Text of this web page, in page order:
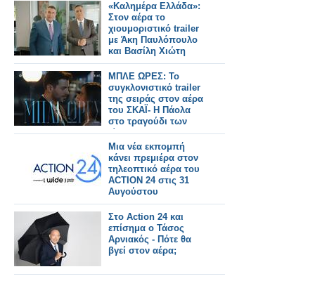
«Καλημέρα Ελλάδα»:
Στον αέρα το
χιουμοριστικό trailer
με Άκη Παυλόπουλο
και Βασίλη Χιώτη
ΜΠΛΕ ΩΡΕΣ: Το
συγκλονιστικό trailer
της σειράς στον αέρα
του ΣΚΑΪ- Η Πάολα
στο τραγούδι των
τίτλων
Μια νέα εκπομπή
κάνει πρεμιέρα στον
τηλεοπτικό αέρα του
ACTION 24 στις 31
Αυγούστου
Στο Action 24 και
επίσημα ο Τάσος
Αρνιακός - Πότε θα
βγεί στον αέρα;